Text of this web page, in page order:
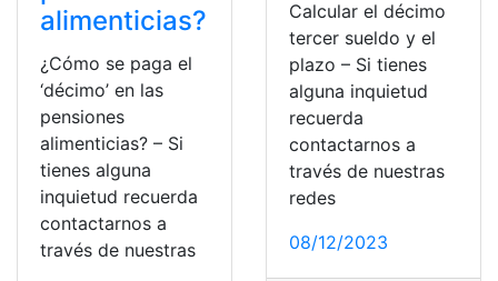
alimenticias?
¿Cómo se paga el
‘décimo’ en las
pensiones
alimenticias? – Si
tienes alguna
inquietud recuerda
contactarnos a
través de nuestras
Calcular el décimo
tercer sueldo y el
plazo – Si tienes
alguna inquietud
recuerda
contactarnos a
través de nuestras
redes
08/12/2023